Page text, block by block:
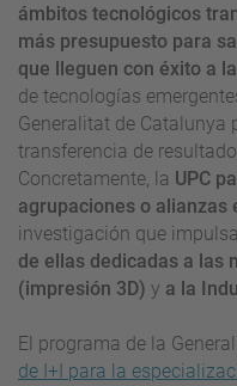
ámbitos tecnológicos
más presupuesto para
que lleguen con éxito a
de tecnologías
Generalitat de
transferencia de
Concretamente, la UPC
agrupaciones o alianzas
investigación que
de ellas dedicadas a las
(impresión 3D) y a la
El programa de la
de I+I para la